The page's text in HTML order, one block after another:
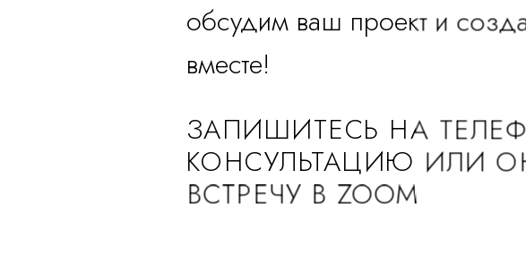
обсудим ваш проект и
вместе!
ЗАПИШИТЕСЬ НА
КОНСУЛЬТАЦИЮ ИЛИ
ВСТРЕЧУ В ZOOM